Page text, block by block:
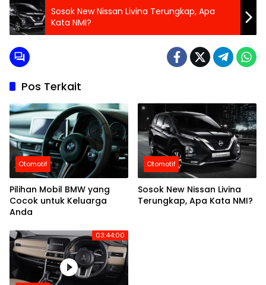
Sosok New Nissan Livina Terungkap, Apa
Kata NMI?
Pos Terkait
Otomotif
Pilihan Mobil BMW yang
Cocok untuk Keluarga
Anda
Otomotif
Sosok New Nissan Livina
Terungkap, Apa Kata NMI?
03:44:00